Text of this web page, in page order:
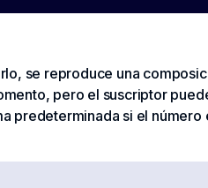
se reproduce una
pero el suscriptor
predeterminada si el número